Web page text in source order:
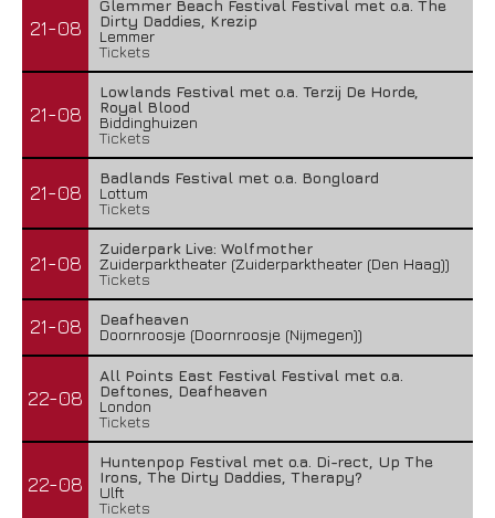
21-08
Glemmer Beach Festival Festival met o.a. The
Dirty Daddies, Krezip
Lemmer
Tickets
21-08
Lowlands Festival met o.a. Terzij De Horde,
Royal Blood
Biddinghuizen
Tickets
21-08
Badlands Festival met o.a. Bongloard
Lottum
Tickets
21-08
Zuiderpark Live: Wolfmother
Zuiderparktheater (Zuiderparktheater (Den Haag))
Tickets
21-08
Deafheaven
Doornroosje (Doornroosje (Nijmegen))
22-08
All Points East Festival Festival met o.a.
Deftones, Deafheaven
London
Tickets
22-08
Huntenpop Festival met o.a. Di-rect, Up The
Irons, The Dirty Daddies, Therapy?
Ulft
Tickets